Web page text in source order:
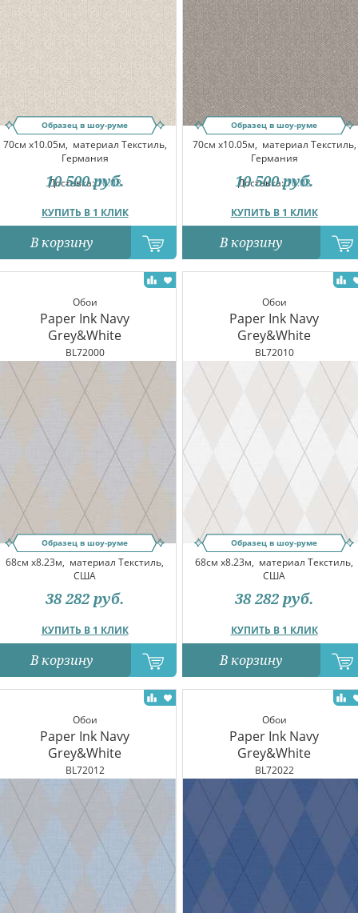
Образец в шоу-руме
70см x10.05м, материал Текстиль,
Германия
Доставка:10.08
КУПИТЬ В 1 КЛИК
10 500 руб.
В корзину
Образец в шоу-руме
70см x10.05м, материал Текстиль,
Германия
Доставка:10.08
КУПИТЬ В 1 КЛИК
10 500 руб.
В корзину
Обои
Paper Ink Navy
Grey&White
BL72000
Образец в шоу-руме
68см x8.23м, материал Текстиль,
США
КУПИТЬ В 1 КЛИК
38 282 руб.
В корзину
Обои
Paper Ink Navy
Grey&White
BL72010
Образец в шоу-руме
68см x8.23м, материал Текстиль,
США
КУПИТЬ В 1 КЛИК
38 282 руб.
В корзину
Обои
Paper Ink Navy
Grey&White
BL72012
Обои
Paper Ink Navy
Grey&White
BL72022